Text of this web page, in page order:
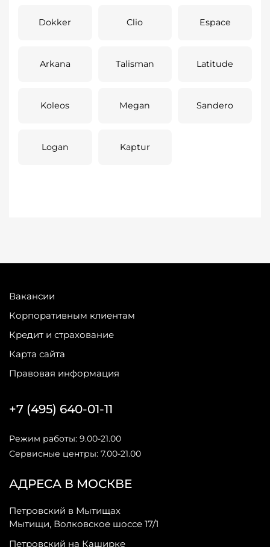
Dokker Clio Espace
Arkana Talisman Latitude
Koleos Megan Sandero
Logan Kaptur
Вакансии
Корпоративным клиентам
Кредит и страхование
Карта сайта
Правовая информация
АДРЕСА В МОСКВЕ
Петровский в Мытищах
Мытищи, Волковское шоссе 17/1
Петровский на Каширке
+7 (495) 640-01-11
Режим работы: 9.00-21.00
Сервисные центры: 7.00-21.00